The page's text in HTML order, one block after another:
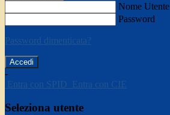
Nome Utente
Password
Password dimenticata?
-
Entra con SPID
Entra con CIE
Seleziona utente